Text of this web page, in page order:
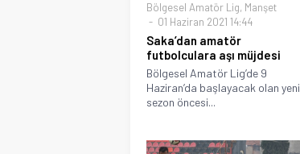
Bölgesel Amatör Lig, Manşet
01 Haziran 2021 14:44
Saka’dan amatör
futbolculara aşı müjdesi
Bölgesel Amatör Lig’de 9
Haziran’da başlayacak olan yeni
sezon öncesi...